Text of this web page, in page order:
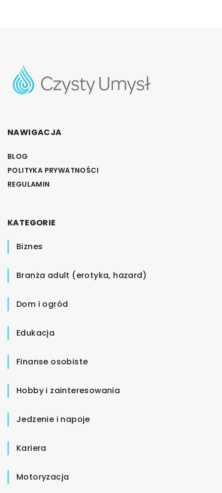
NAWIGACJA
BLOG
POLITYKA PRYWATNOŚCI
REGULAMIN
KATEGORIE
Biznes
Branża adult (erotyka, hazard)
Dom i ogród
Edukacja
Finanse osobiste
Hobby i zainteresowania
Jedzenie i napoje
Kariera
Motoryzacja